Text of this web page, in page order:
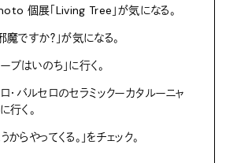
個展「Living Tree」が気になる。
魔ですか？」が気になる。
プはいのち」に行く。
ロ・バルセロのセラミックーカタルーニャ
行く。
からやってくる。」をチェック。